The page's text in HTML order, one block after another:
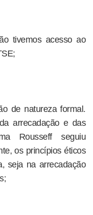
tivemos acesso ao
de natureza formal.
arrecadação e das
Rousseff seguiu
os princípios éticos
seja na arrecadação